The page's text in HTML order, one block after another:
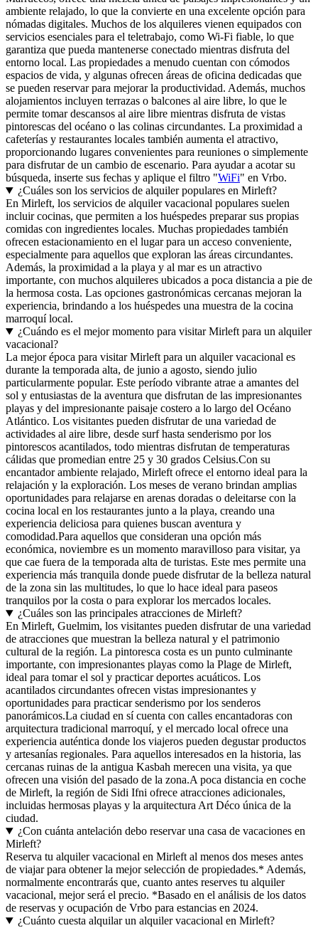
ambiente relajado, lo que la convierte en una excelente opción para
nómadas digitales. Muchos de los alquileres vienen equipados con
servicios esenciales para el teletrabajo, como Wi-Fi fiable, lo que
garantiza que pueda mantenerse conectado mientras disfruta del
entorno local. Las propiedades a menudo cuentan con cómodos
espacios de vida, y algunas ofrecen áreas de oficina dedicadas que
se pueden reservar para mejorar la productividad. Además, muchos
alojamientos incluyen terrazas o balcones al aire libre, lo que le
permite tomar descansos al aire libre mientras disfruta de vistas
pintorescas del océano o las colinas circundantes. La proximidad a
cafeterías y restaurantes locales también aumenta el atractivo,
proporcionando lugares convenientes para reuniones o simplemente
para disfrutar de un cambio de escenario. Para ayudar a acotar su
búsqueda, inserte sus fechas y aplique el filtro "WiFi" en Vrbo.
¿Cuáles son los servicios de alquiler populares en Mirleft?
En Mirleft, los servicios de alquiler vacacional populares suelen
incluir cocinas, que permiten a los huéspedes preparar sus propias
comidas con ingredientes locales. Muchas propiedades también
ofrecen estacionamiento en el lugar para un acceso conveniente,
especialmente para aquellos que exploran las áreas circundantes.
Además, la proximidad a la playa y al mar es un atractivo
importante, con muchos alquileres ubicados a poca distancia a pie de
la hermosa costa. Las opciones gastronómicas cercanas mejoran la
experiencia, brindando a los huéspedes una muestra de la cocina
marroquí local.
¿Cuándo es el mejor momento para visitar Mirleft para un alquiler
vacacional?
La mejor época para visitar Mirleft para un alquiler vacacional es
durante la temporada alta, de junio a agosto, siendo julio
particularmente popular. Este período vibrante atrae a amantes del
sol y entusiastas de la aventura que disfrutan de las impresionantes
playas y del impresionante paisaje costero a lo largo del Océano
Atlántico. Los visitantes pueden disfrutar de una variedad de
actividades al aire libre, desde surf hasta senderismo por los
pintorescos acantilados, todo mientras disfrutan de temperaturas
cálidas que promedian entre 25 y 30 grados Celsius.Con su
encantador ambiente relajado, Mirleft ofrece el entorno ideal para la
relajación y la exploración. Los meses de verano brindan amplias
oportunidades para relajarse en arenas doradas o deleitarse con la
cocina local en los restaurantes junto a la playa, creando una
experiencia deliciosa para quienes buscan aventura y
comodidad.Para aquellos que consideran una opción más
económica, noviembre es un momento maravilloso para visitar, ya
que cae fuera de la temporada alta de turistas. Este mes permite una
experiencia más tranquila donde puede disfrutar de la belleza natural
de la zona sin las multitudes, lo que lo hace ideal para paseos
tranquilos por la costa o para explorar los mercados locales.
¿Cuáles son las principales atracciones de Mirleft?
En Mirleft, Guelmim, los visitantes pueden disfrutar de una variedad
de atracciones que muestran la belleza natural y el patrimonio
cultural de la región. La pintoresca costa es un punto culminante
importante, con impresionantes playas como la Plage de Mirleft,
ideal para tomar el sol y practicar deportes acuáticos. Los
acantilados circundantes ofrecen vistas impresionantes y
oportunidades para practicar senderismo por los senderos
panorámicos.La ciudad en sí cuenta con calles encantadoras con
arquitectura tradicional marroquí, y el mercado local ofrece una
experiencia auténtica donde los viajeros pueden degustar productos
y artesanías regionales. Para aquellos interesados en la historia, las
cercanas ruinas de la antigua Kasbah merecen una visita, ya que
ofrecen una visión del pasado de la zona.A poca distancia en coche
de Mirleft, la región de Sidi Ifni ofrece atracciones adicionales,
incluidas hermosas playas y la arquitectura Art Déco única de la
ciudad.
¿Con cuánta antelación debo reservar una casa de vacaciones en
Mirleft?
Reserva tu alquiler vacacional en Mirleft al menos dos meses antes
de viajar para obtener la mejor selección de propiedades.* Además,
normalmente encontrarás que, cuanto antes reserves tu alquiler
vacacional, mejor será el precio. *Basado en el análisis de los datos
de reservas y ocupación de Vrbo para estancias en 2024.
¿Cuánto cuesta alquilar un alquiler vacacional en Mirleft?